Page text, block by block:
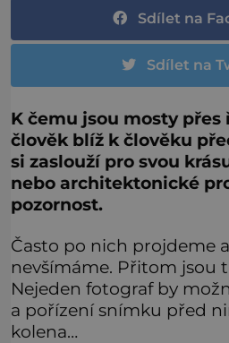
Sdílet na
Sdílet na
K čemu jsou mosty přes
člověk blíž k člověku
si zaslouží pro svou
nebo architektonické
pozornost.
Často po nich projdeme
nevšímáme. Přitom jsou
Nejeden fotograf by
a pořízení snímku před
kolena…